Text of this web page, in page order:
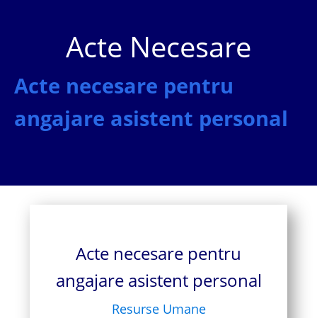
Acte Necesare
Acte necesare pentru
angajare asistent personal
Acte necesare pentru
angajare asistent personal
Resurse Umane